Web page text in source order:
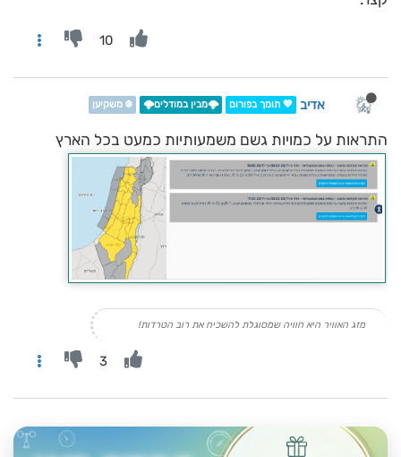
10
אדיב 💖 תומך בפורום 🌩️מבין במודלים🌩️ ❄️ משקיען
התראות על כמויות גשם משמעותיות כמעט בכל הארץ
מזג האוויר היא חוויה שמסוגלת להשכיח את רוב הטרדות!
3